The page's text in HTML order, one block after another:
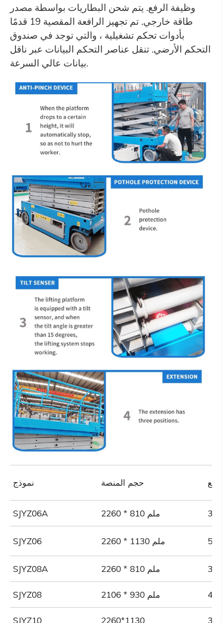
وظيفة الرفع. يتم شحن البطاريات بواسطة مصدر
طاقة خارجي. تم تجهيز الرافعة المقصية 19 قدمًا
بأدوات تحكم تشغيلية ، والتي توجد في صندوق
التحكم الأرضي. تنقل عناصر التحكم البيانات عبر ناقل
بيانات عالي السرعة.
نموذج حجم المنصة
SJYZ06A 2260 * 810 ملم
SJYZ06 2260 * 1130 ملم
SJYZ08A 2260 * 810 ملم
SJYZ08 2106 * 930 ملم
SJYZ10 2260*1130